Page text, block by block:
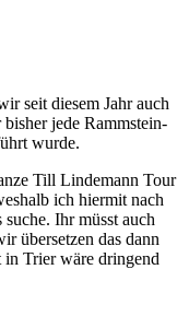
seit diesem Jahr auch
jede Rammstein-
wurde.
Till Lindemann Tour
ich hiermit nach
Ihr müsst auch
übersetzen das dann
in Trier wäre dringend